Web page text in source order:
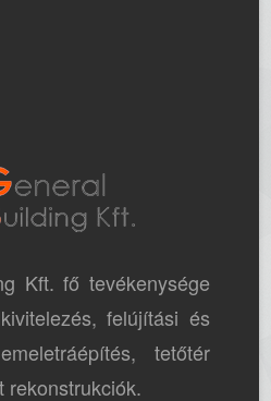
Kft. fő tevékenysége
felújítási és
tetőtér
rekonstrukciók.